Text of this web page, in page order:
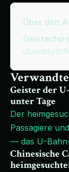
Über den
Geister der
unter Tage
Der
Passagiere
— das U-
Chinesische